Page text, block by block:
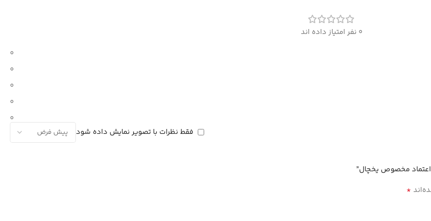
0 نفر امتیاز داده اند
0
0
0
0
0
فقط نظرات با تصویر نمایش داده شود
*